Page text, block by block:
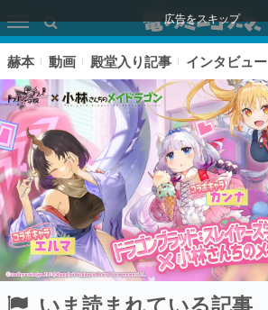
広告をスキップ
赫本 動画 殿堂入り記事 インタビュー